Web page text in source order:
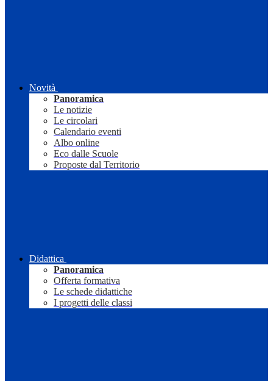
Novità
Panoramica
Le notizie
Le circolari
Calendario eventi
Albo online
Eco dalle Scuole
Proposte dal Territorio
Didattica
Panoramica
Offerta formativa
Le schede didattiche
I progetti delle classi